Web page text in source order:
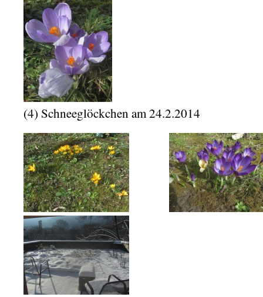
(4) Schneeglöckchen am 24.2.2014